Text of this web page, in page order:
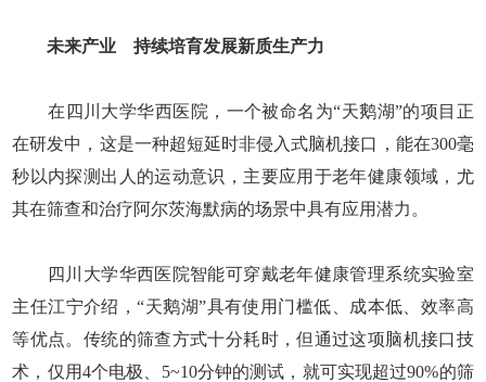
未来产业 持续培育发展新质生产力
在四川大学华西医院，一个被命名为“天鹅湖”的项目正
在研发中，这是一种超短延时非侵入式脑机接口，能在300毫
秒以内探测出人的运动意识，主要应用于老年健康领域，尤
其在筛查和治疗阿尔茨海默病的场景中具有应用潜力。
四川大学华西医院智能可穿戴老年健康管理系统实验室
主任江宁介绍，“天鹅湖”具有使用门槛低、成本低、效率高
等优点。传统的筛查方式十分耗时，但通过这项脑机接口技
术，仅用4个电极、5~10分钟的测试，就可实现超过90%的筛